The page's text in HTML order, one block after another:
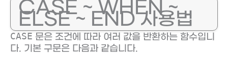
CASE ~ WHEN ~
ELSE ~ END 사용법
CASE 문은 조건에 따라 여러 값을 반환하는 함수입니
다. 기본 구문은 다음과 같습니다.